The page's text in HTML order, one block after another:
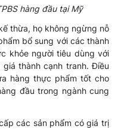
hàng đầu tại Mỹ
thừa, họ không ngừng nỗ
bổ sung với các thành
khỏe người tiêu dùng với
thành cạnh tranh. Điều
hàng thực phẩm tốt cho
đầu trong ngành cung
các sản phẩm có giá trị